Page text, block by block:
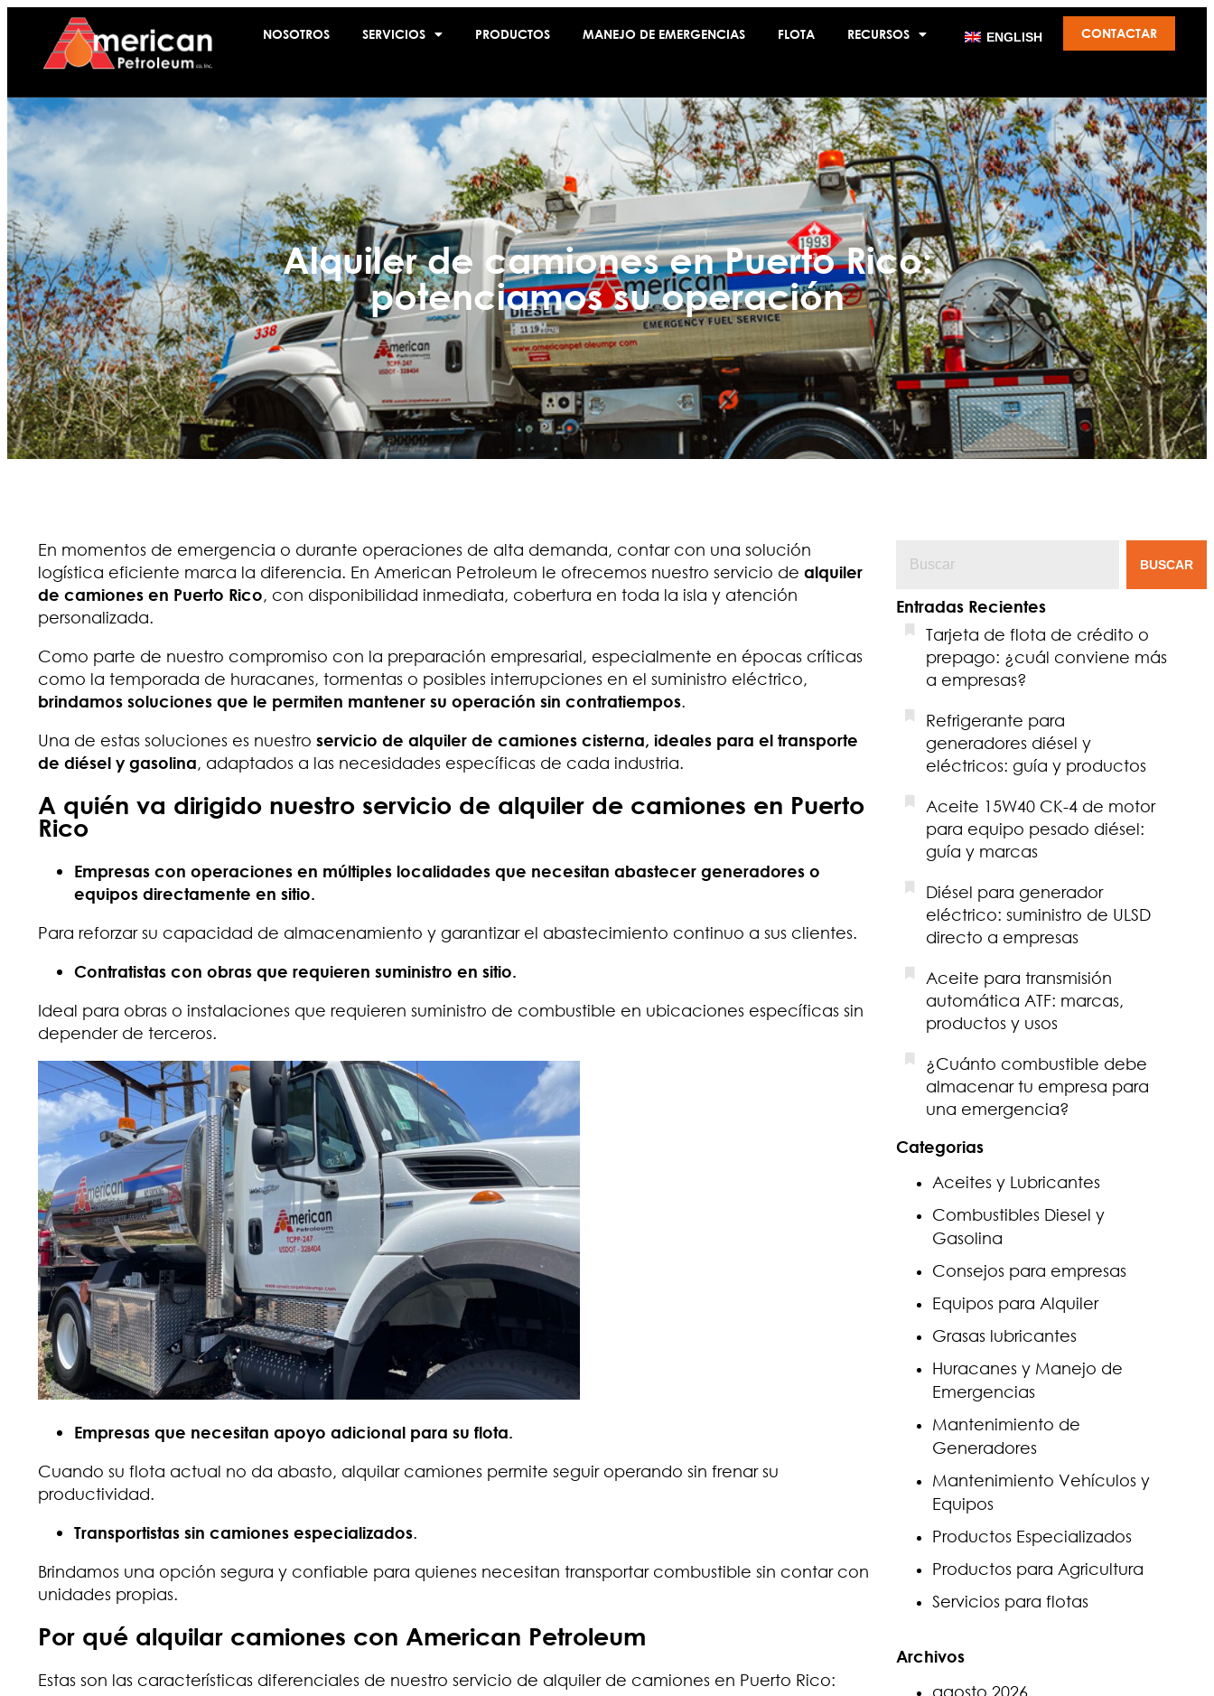
NOSOTROS SERVICIOS PRODUCTOS MANEJO DE EMERGENCIAS FLOTA RECURSOS ENGLISH CONTACTAR
Alquiler de camiones en Puerto Rico:
potenciamos su operación
En momentos de emergencia o durante operaciones de alta demanda, contar con una solución
logística eficiente marca la diferencia. En American Petroleum le ofrecemos nuestro servicio de alquiler
de camiones en Puerto Rico, con disponibilidad inmediata, cobertura en toda la isla y atención
personalizada.
Como parte de nuestro compromiso con la preparación empresarial, especialmente en épocas críticas
como la temporada de huracanes, tormentas o posibles interrupciones en el suministro eléctrico,
brindamos soluciones que le permiten mantener su operación sin contratiempos.
Una de estas soluciones es nuestro servicio de alquiler de camiones cisterna, ideales para el transporte
de diésel y gasolina, adaptados a las necesidades específicas de cada industria.
A quién va dirigido nuestro servicio de alquiler de camiones en Puerto
Rico
Empresas con operaciones en múltiples localidades que necesitan abastecer generadores o
equipos directamente en sitio.
Para reforzar su capacidad de almacenamiento y garantizar el abastecimiento continuo a sus clientes.
Contratistas con obras que requieren suministro en sitio.
Ideal para obras o instalaciones que requieren suministro de combustible en ubicaciones específicas sin
depender de terceros.
Empresas que necesitan apoyo adicional para su flota.
Cuando su flota actual no da abasto, alquilar camiones permite seguir operando sin frenar su
productividad.
Transportistas sin camiones especializados.
Brindamos una opción segura y confiable para quienes necesitan transportar combustible sin contar con
unidades propias.
Por qué alquilar camiones con American Petroleum
Estas son las características diferenciales de nuestro servicio de alquiler de camiones en Puerto Rico:
BUSCAR
Entradas Recientes
Tarjeta de flota de crédito o
prepago: ¿cuál conviene más
a empresas?
Refrigerante para
generadores diésel y
eléctricos: guía y productos
Aceite 15W40 CK-4 de motor
para equipo pesado diésel:
guía y marcas
Diésel para generador
eléctrico: suministro de ULSD
directo a empresas
Aceite para transmisión
automática ATF: marcas,
productos y usos
¿Cuánto combustible debe
almacenar tu empresa para
una emergencia?
Categorias
Aceites y Lubricantes
Combustibles Diesel y
Gasolina
Consejos para empresas
Equipos para Alquiler
Grasas lubricantes
Huracanes y Manejo de
Emergencias
Mantenimiento de
Generadores
Mantenimiento Vehículos y
Equipos
Productos Especializados
Productos para Agricultura
Servicios para flotas
Archivos
agosto 2026